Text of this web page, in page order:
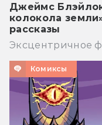
Джеймс
колокола
рассказы
Эксцентричное
Комиксы